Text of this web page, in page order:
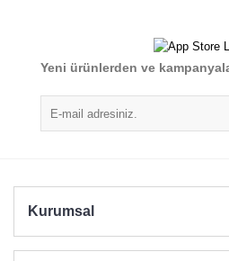
Yorum Yaz
Ürün resmi kalitesiz, bozuk veya
Ürün açıklamasında eksik
Ürün bilgilerinde hatalar bulunuyor.
Yeni ürünlerden ve
Kurumsal